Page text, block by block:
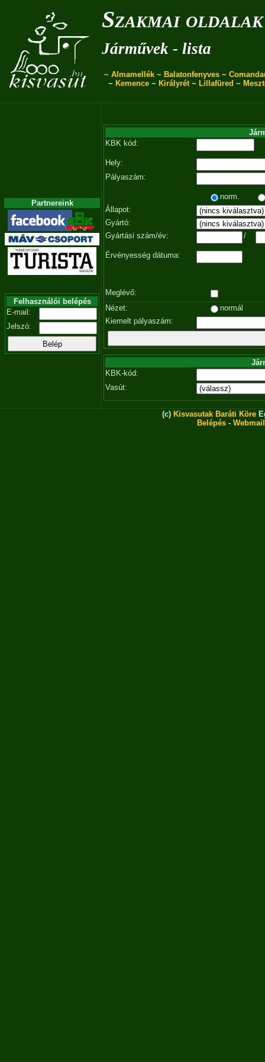
Szakmai oldalak
Járművek - lista
~ Almamellék ~ Balatonfenyves ~
~ Kemence~ Királyrét~ Lillafüred ~
Partnereink
Felhasználói belépés
E-mail:
Jelszó:
KBK kód:
Hely:
Pályaszám:
norm.
Állapot:
Gyártó:
Gyártási szám/év:
/
Érvényesség dátuma:
Meglévő:
Nézet:
normál
Kiemelt pályaszám:
KBK-kód:
Vasút:
(c) Kisvasutak Baráti Köre
Belépés - Webmail